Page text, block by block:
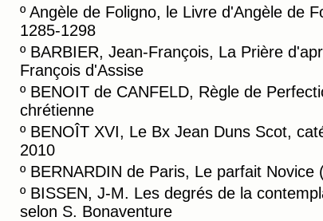
º Angèle de Foligno, le Livre d'Angèle de
1285-1298
º BARBIER, Jean-François, La Prière
François d'Assise
º BENOIT de CANFELD, Règle de
chrétienne
º BENOÎT XVI, Le Bx Jean Duns Scot,
2010
º BERNARDIN de Paris, Le parfait Novice
º BISSEN, J-M. Les degrés de la
selon S. Bonaventure